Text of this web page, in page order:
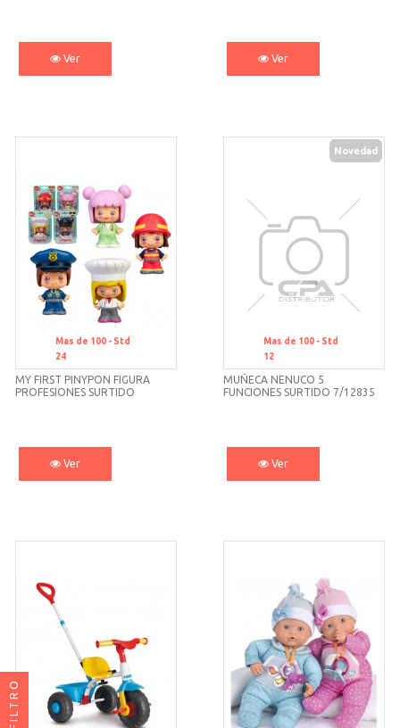
Ver Ver
Mas de 100 - Std
24
MY FIRST PINYPON FIGURA
PROFESIONES SURTIDO
Ver
Novedad
Mas de 100 - Std
12
MUÑECA NENUCO 5
FUNCIONES SURTIDO 7/12835
Ver
FILTRO